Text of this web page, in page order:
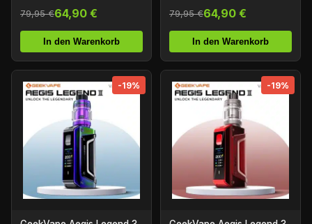
79,95 €64,90 €
In den Warenkorb
79,95 €64,90 €
In den Warenkorb
-19% -19%